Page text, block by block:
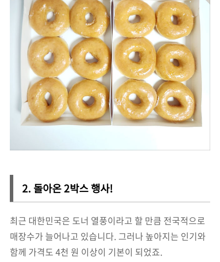
2. 돌아온 2박스 행사!
최근 대한민국은 도너 열풍이라고 할 만큼 전국적으로
매장수가 늘어나고 있습니다. 그러나 높아지는 인기와
함께 가격도 4천 원 이상이 기본이 되었죠.